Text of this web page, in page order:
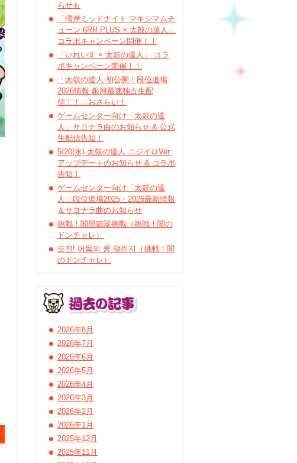
らせも
「湾岸ミッドナイト マキシマムチ
ューン 6RR PLUS × 太鼓の達人」
コラボキャンペーン開催！！
「いれいす × 太鼓の達人」 コラ
ボキャンペーン開催！！
「太鼓の達人 初公開！段位道場
2026情報 銀河最速独占生配
信！！」おさらい！
ゲームセンター向け「太鼓の達
人」サヨナラ曲のお知らせ & 公式
生配信告知！
5/20(水) 太鼓の達人 ニジイロVer.
アップデートのお知らせ & コラボ
告知！
ゲームセンター向け「太鼓の達
人」段位道場2025・2026最新情報
＆サヨナラ曲のお知らせ
挑戰！闇黑鼓眾挑戰（挑戦！闇の
ドンチャレ）
도전! 어둠의 쿵 챌린지（挑戦！闇
のドンチャレ）
2026年8月
2026年7月
2026年6月
2026年5月
2026年4月
2026年3月
2026年2月
2026年1月
2025年12月
2025年11月